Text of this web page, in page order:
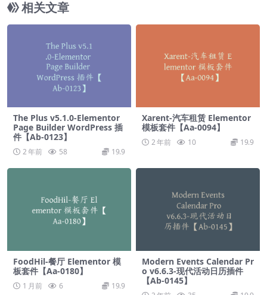
相关文章
The Plus v5.1.0-Elementor
Page Builder WordPress 插
件【Ab-0123】
2 年前 58 19.9
Xarent-汽车租赁 Elementor
模板套件【Aa-0094】
2 年前 10 19.9
FoodHil-餐厅 Elementor 模
板套件【Aa-0180】
1 月前 6 19.9
Modern Events Calendar Pr
o v6.6.3-现代活动日历插件
【Ab-0145】